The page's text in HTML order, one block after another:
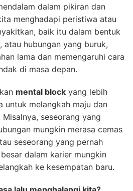
dalam pikiran dan
menghadapi peristiwa atau
baik itu dalam bentuk
atau hubungan yang buruk,
lama dan memengaruhi cara
di masa depan.
mental block yang lebih
untuk melangkah maju dan
seseorang yang
mungkin merasa cemas
seseorang yang pernah
dalam karier mungkin
ke kesempatan baru.